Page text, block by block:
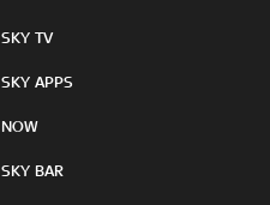
SKY TV
SKY APPS
NOW
SKY BAR